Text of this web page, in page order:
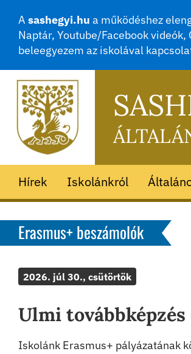
A sashegyi.hu a működéshez
Naptár, Youtube/Facebook
beleegyezem az iskolával
Hírek Iskolánkról
Erasmus+ beszámolók
2026. júl 30., csütörtök
Ulmi továbbképzés
Iskolánk Erasmus+ pályázatának